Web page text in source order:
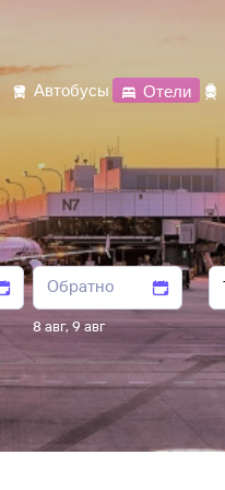
Автобусы Отели
8 авг,9 авг